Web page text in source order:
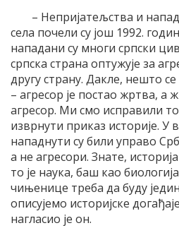
– Непријатељства и
села почели су још 1992.
нападани су многи српски
српска страна оптужује за
другу страну. Дакле, нешто
– агресор је постао жртва, а
агресор. Ми смо исправили
изврнути приказ историје. У
нападнути су били управо
а не агресори. Знате,
то је наука, баш као
чињенице треба да буду
описујемо историјске
нагласио је он.